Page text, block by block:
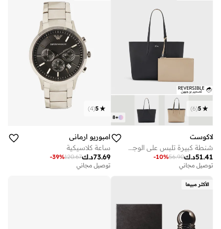
+
8
5
(
6
)
لاكوست
شنطة كبيرة تلبس على الوجهين
د.ك51.41
56.90
-10%
توصيل مجاني
5
(
4
)
امبوريو ارماني
ساعة كلاسيكية
د.ك73.69
120.67
-39%
توصيل مجاني
الأكثر مبيعا